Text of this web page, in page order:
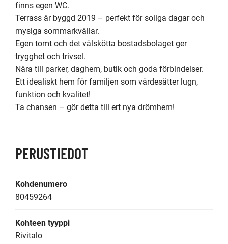
finns egen WC.
Terrass är byggd 2019 – perfekt för soliga dagar och
mysiga sommarkvällar.
Egen tomt och det välskötta bostadsbolaget ger
trygghet och trivsel.
Nära till parker, daghem, butik och goda förbindelser.
Ett idealiskt hem för familjen som värdesätter lugn,
funktion och kvalitet!
Ta chansen – gör detta till ert nya drömhem!
PERUSTIEDOT
Kohdenumero
80459264
Kohteen tyyppi
Rivitalo